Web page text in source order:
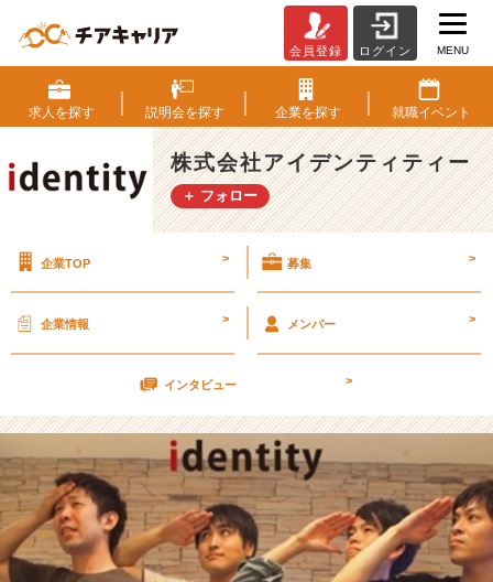
(๑
^
o
^
๑)
۶
0
ジ
ュ
ル
会
社
説
明
会
【株
会員登録 ログイン MENU
求人を探す 説明会を探す 企業を探す 就職イベント
株式会社アイデンティティー
＋ フォロー
企業TOP > 募集 >
企業情報 > メンバー >
インタビュー >